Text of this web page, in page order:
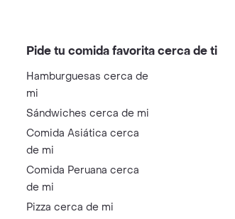
Pide tu comida favorita cerca de ti
Hamburguesas cerca de
mi
Sándwiches cerca de mi
Comida Asiática cerca
de mi
Comida Peruana cerca
de mi
Pizza cerca de mi